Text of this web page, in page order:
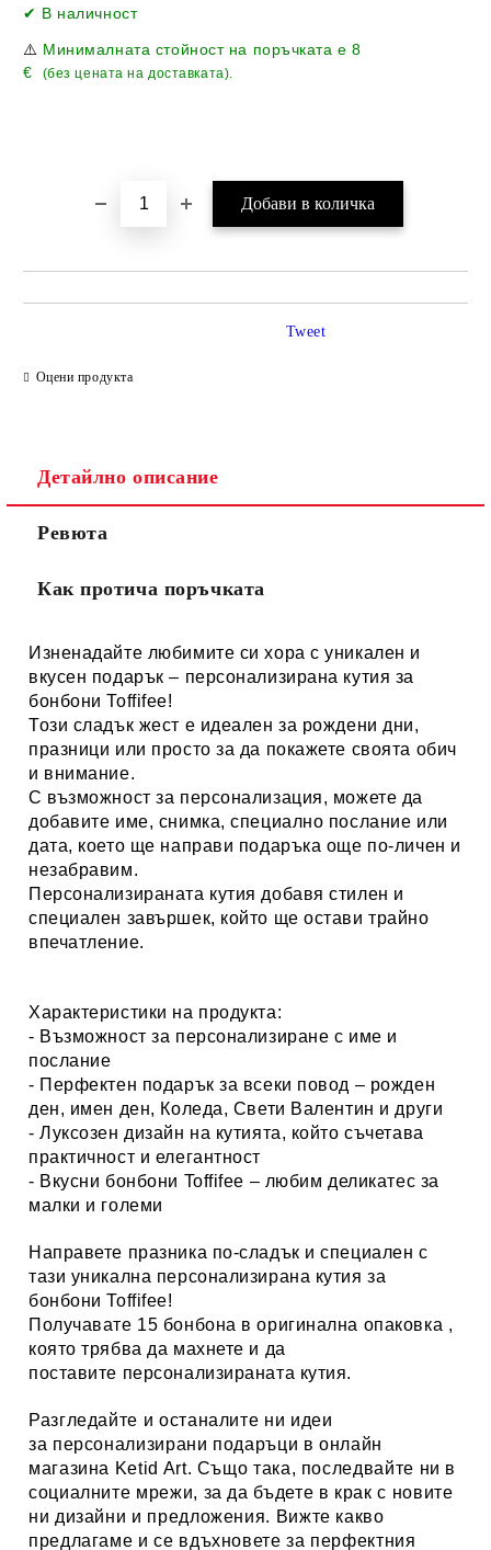
✔ В наличност
⚠️ Минималната стойност на поръчката е8
€
(без цената на доставката).
Оцени продукта
Tweet
Детайлно описание
Ревюта
Как протича поръчката
Изненадайте любимите си хора с уникален и
вкусен подарък – персонализирана кутия за
бонбони Toffifee!
Този сладък жест е идеален за рождени дни,
празници или просто за да покажете своята обич
и внимание.
С възможност за персонализация, можете да
добавите име, снимка, специално послание или
дата, което ще направи подаръка още по-личен и
незабравим.
Персонализираната кутия добавя стилен и
специален завършек, който ще остави трайно
впечатление.
Характеристики на продукта:
- Възможност за персонализиране с име и
послание
- Перфектен подарък за всеки повод – рожден
ден, имен ден, Коледа, Свети Валентин и други
- Луксозен дизайн на кутията, който съчетава
практичност и елегантност
- Вкусни бонбони Toffifee – любим деликатес за
малки и големи
Направете празника по-сладък и специален с
тази уникална персонализирана кутия за
бонбони Toffifee!
Получавате 15 бонбона в оригинална опаковка ,
която трябва да махнете и да
поставите персонализираната кутия.
Разгледайте и останалите ни идеи
за персонализирани подаръци в онлайн
магазина Ketid Art. Също така, последвайте ни в
социалните мрежи, за да бъдете в крак с новите
ни дизайни и предложения. Вижте какво
предлагаме и се вдъхновете за перфектния